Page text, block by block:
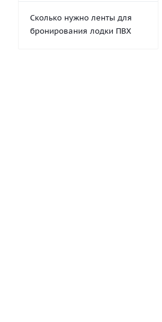
Сколько нужно ленты для
бронирования лодки ПВХ